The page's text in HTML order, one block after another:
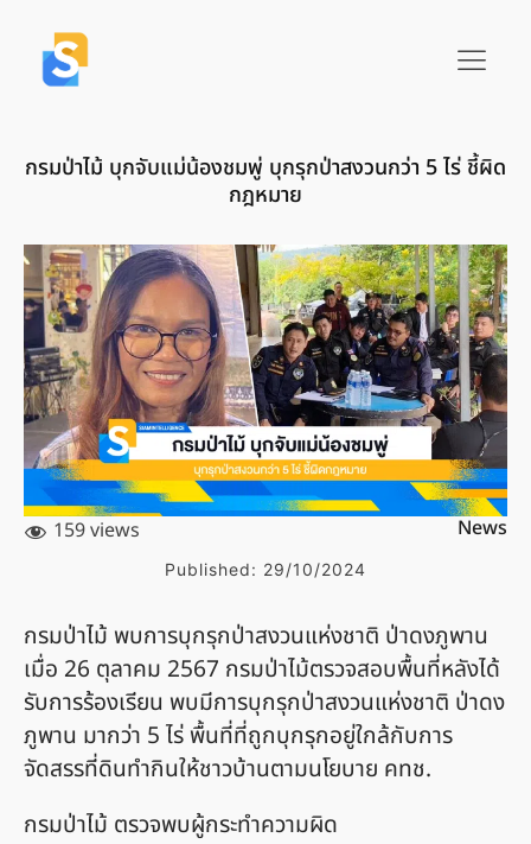
กรมป่าไม้ บุกจับแม่น้องชมพู่ บุกรุกป่าสงวนกว่า 5 ไร่ ชี้ผิด
กฎหมาย
159 views News
Published: 29/10/2024
กรมป่าไม้ พบการบุกรุกป่าสงวนแห่งชาติ ป่าดงภูพาน
เมื่อ 26 ตุลาคม 2567 กรมป่าไม้ตรวจสอบพื้นที่หลังได้
รับการร้องเรียน พบมีการบุกรุกป่าสงวนแห่งชาติ ป่าดง
ภูพาน มากว่า 5 ไร่ พื้นที่ที่ถูกบุกรุกอยู่ใกล้กับการ
จัดสรรที่ดินทำกินให้ชาวบ้านตามนโยบาย คทช.
กรมป่าไม้ ตรวจพบผู้กระทำความผิด